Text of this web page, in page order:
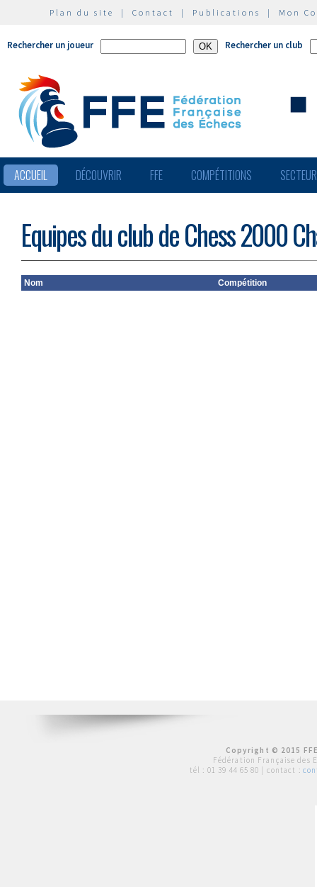
Plan du site | Contact | Publications | Mon
Rechercher un joueur Rechercher un club
ACCUEIL DÉCOUVRIR FFE COMPÉTITIONS
Equipes du club de Chess 2000
Nom Compétition
Copyright © 2015
Fédération Française des
tél : 01 39 44 65 80 | contact :